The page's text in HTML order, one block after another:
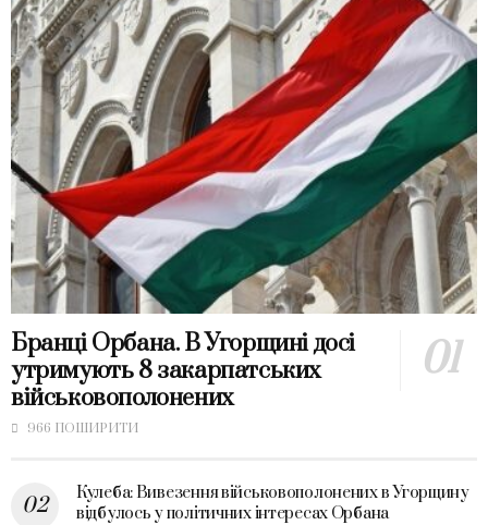
Бранці Орбана. В Угорщині досі
утримують 8 закарпатських
військовополонених
966 ПОШИРИТИ
Кулеба: Вивезення військовополонених в Угорщину
відбулось у політичних інтересах Орбана